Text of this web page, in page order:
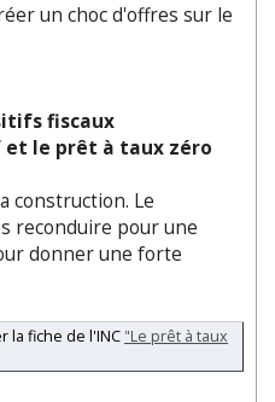
un choc d'offres sur le
fiscaux
le prêt à taux zéro
construction. Le
reconduire pour une
donner une forte
la fiche de l'INC "Le prêt à taux